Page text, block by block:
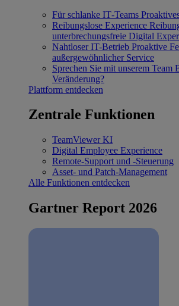
Für schlanke IT‐Teams
Reibungslose Experience
unterbrechungsfreie Digital
Nahtloser IT-Betrieb Proaktive
außergewöhnlicher Service
Sprechen Sie mit unserem Team
Veränderung?
Plattform entdecken
Zentrale Funktionen
TeamViewer KI
Digital Employee Experience
Remote-Support und -Steuerung
Asset- und Patch-Management
Alle Funktionen entdecken
Gartner Report 2026